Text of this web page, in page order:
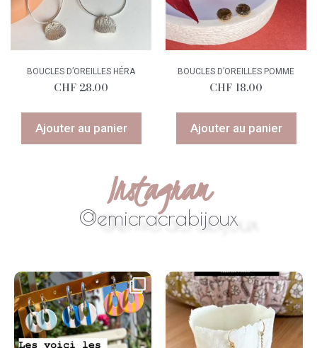
BOUCLES D’OREILLES HÉRA
CHF 28.00
Ajouter au panier
BOUCLES D’OREILLES POMME
CHF 18.00
Ajouter au panier
Instagram
@emicracrabijoux
#swissmade...